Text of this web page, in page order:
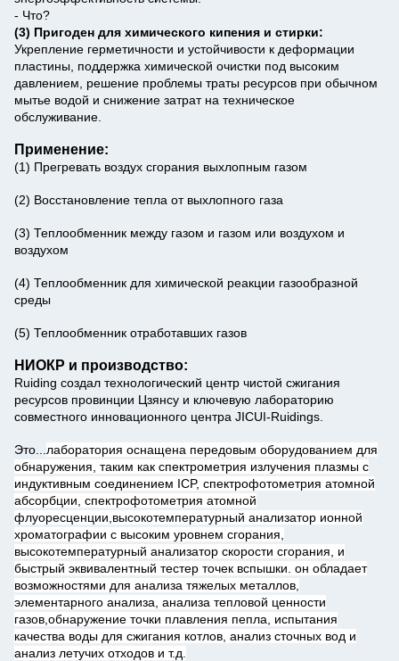
- Что?
(3) Пригоден для химического кипения и стирки:
Укрепление герметичности и устойчивости к деформации
пластины, поддержка химической очистки под высоким
давлением, решение проблемы траты ресурсов при обычном
мытье водой и снижение затрат на техническое
обслуживание.
Применение:
(1) Прегревать воздух сгорания выхлопным газом
(2) Восстановление тепла от выхлопного газа
(3) Теплообменник между газом и газом или воздухом и
воздухом
(4) Теплообменник для химической реакции газообразной
среды
(5) Теплообменник отработавших газов
НИОКР и производство:
Ruiding создал технологический центр чистой сжигания
ресурсов провинции Цзянсу и ключевую лабораторию
совместного инновационного центра JICUI-Ruidings.
Это... лаборатория оснащена передовым оборудованием для
обнаружения, таким как спектрометрия излучения плазмы с
индуктивным соединением ICP, спектрофотометрия атомной
абсорбции, спектрофотометрия атомной
флуоресценции,высокотемпературный анализатор ионной
хроматографии с высоким уровнем сгорания,
высокотемпературный анализатор скорости сгорания, и
быстрый эквивалентный тестер точек вспышки. он обладает
возможностями для анализа тяжелых металлов,
элементарного анализа, анализа тепловой ценности
газов,обнаружение точки плавления пепла, испытания
качества воды для сжигания котлов, анализ сточных вод и
анализ летучих отходов и т.д.